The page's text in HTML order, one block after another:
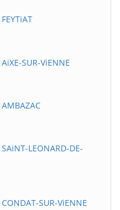
SUR-ViENNE
LEONARD-DE-
SUR-ViENNE